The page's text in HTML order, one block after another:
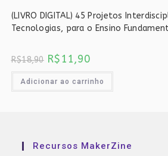
(LIVRO DIGITAL) 45 Projetos
Tecnologias, para o Ensino
R$18,90 O
preço
era:
R$11,90
é:
Adicionar ao carrinho
Recursos MakerZine